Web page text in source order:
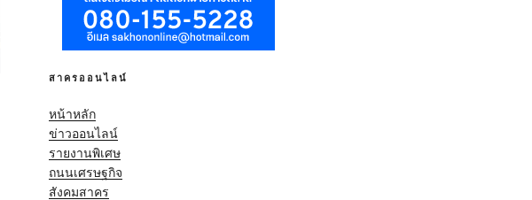
สาครออนไลน์
หน้าหลัก
ข่าวออนไลน์
รายงานพิเศษ
ถนนเศรษฐกิจ
สังคมสาคร